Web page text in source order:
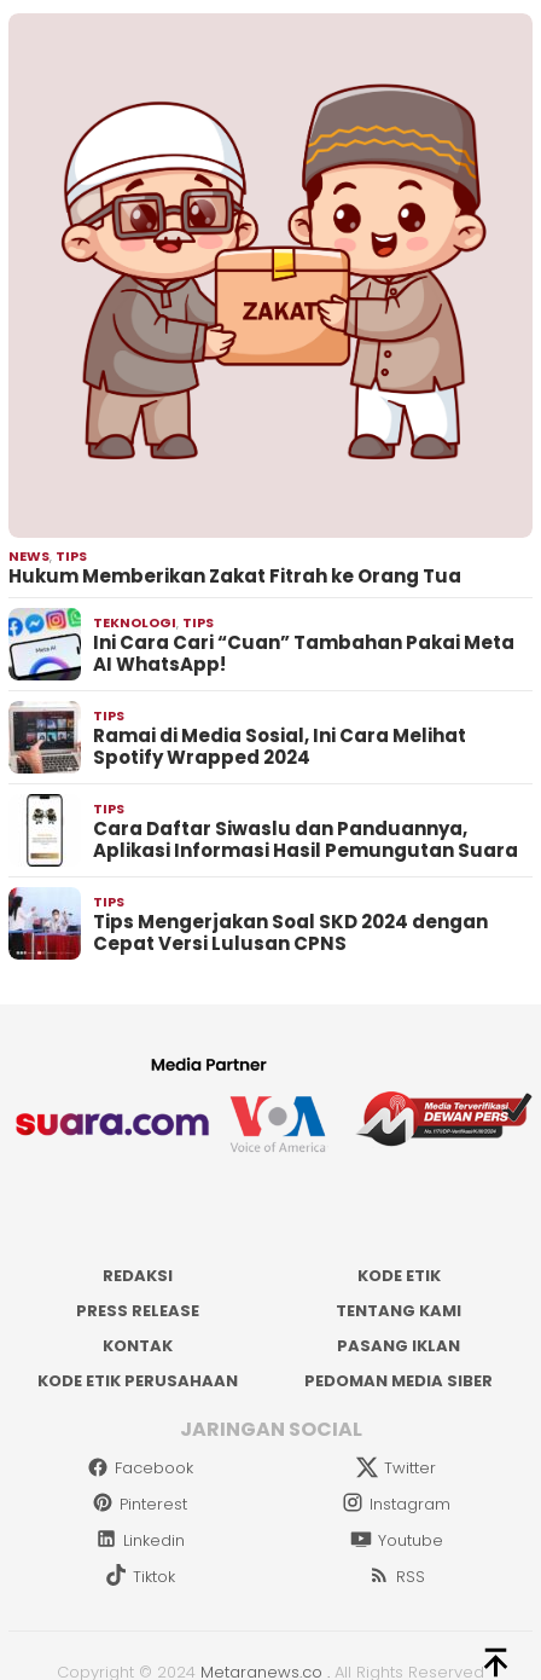
NEWS, TIPS
Hukum Memberikan Zakat Fitrah ke Orang Tua
TEKNOLOGI, TIPS
Ini Cara Cari “Cuan” Tambahan Pakai Meta
AI WhatsApp!
TIPS
Ramai di Media Sosial, Ini Cara Melihat
Spotify Wrapped 2024
TIPS
Cara Daftar Siwaslu dan Panduannya,
Aplikasi Informasi Hasil Pemungutan Suara
TIPS
Tips Mengerjakan Soal SKD 2024 dengan
Cepat Versi Lulusan CPNS
REDAKSI
KODE ETIK
PRESS RELEASE
TENTANG KAMI
KONTAK
PASANG IKLAN
KODE ETIK PERUSAHAAN
PEDOMAN MEDIA SIBER
JARINGAN SOCIAL
Facebook
Twitter
Pinterest
Instagram
Linkedin
Youtube
Tiktok
RSS
Copyright © 2024 Metaranews.co . All Rights Reserved